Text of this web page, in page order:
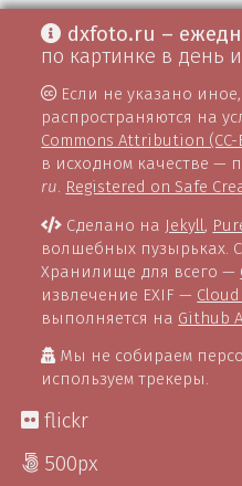
dxfoto.ru –
по картинке в день
Если не указано
распространяются на
Commons Attribution (CC-
в исходном качестве —
ru. Registered on Safe
Сделано на Jekyll,
волшебных пузырьках.
Хранилище для всего —
извлечение EXIF —
выполняется на Github
Мы не собираем
используем трекеры.
flickr
500px